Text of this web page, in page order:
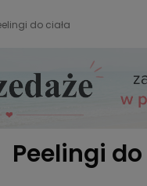
do ciała
Peelingi do